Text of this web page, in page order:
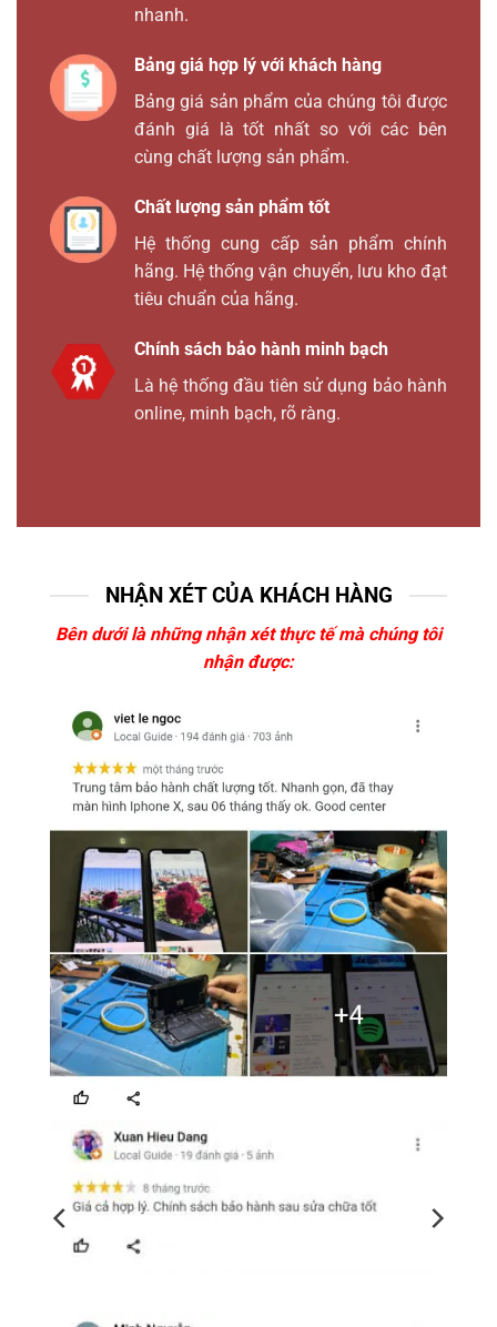
nhanh.
Bảng giá hợp lý với khách hàng
Bảng giá sản phẩm của chúng tôi được
đánh giá là tốt nhất so với các bên
cùng chất lượng sản phẩm.
Chất lượng sản phẩm tốt
Hệ thống cung cấp sản phẩm chính
hãng. Hệ thống vận chuyển, lưu kho đạt
tiêu chuẩn của hãng.
Chính sách bảo hành minh bạch
Là hệ thống đầu tiên sử dụng bảo hành
online, minh bạch, rõ ràng.
NHẬN XÉT CỦA KHÁCH HÀNG
Bên dưới là những nhận xét thực tế mà chúng tôi
nhận được: